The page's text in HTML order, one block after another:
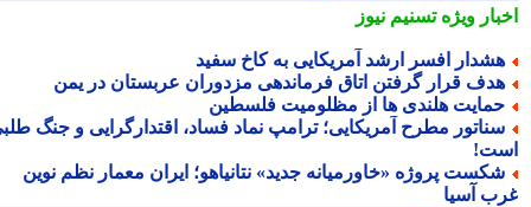
ویژهتسنیم نیوز
افسر ارشد آمریکایی به کاخ سفید
قرار گرفتن اتاق فرماندهی مزدوران عربستان در یمن
هلندی ها از مظلومیت فلسطین
مطرح آمریکایی؛ ترامپ نماد فساد، اقتدارگرایی و جنگ طلبی
پروژه «خاورمیانه جدید» نتانیاهو؛ ایران معمار نظم نوین
آسیا